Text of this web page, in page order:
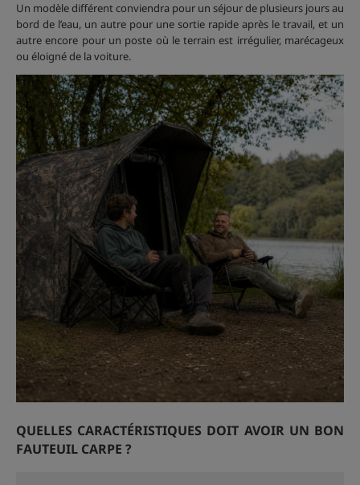
Un modèle différent conviendra pour un séjour de plusieurs jours au
bord de l’eau, un autre pour une sortie rapide après le travail, et un
autre encore pour un poste où le terrain est irrégulier, marécageux
ou éloigné de la voiture.
QUELLES CARACTÉRISTIQUES DOIT AVOIR UN BON
FAUTEUIL CARPE ?